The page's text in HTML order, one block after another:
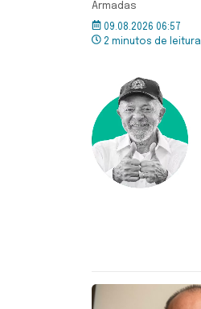
Armadas
09.08.2026 06:57
2 minutos de leitura